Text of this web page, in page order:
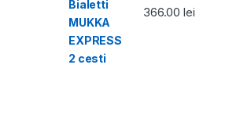
366.00lei